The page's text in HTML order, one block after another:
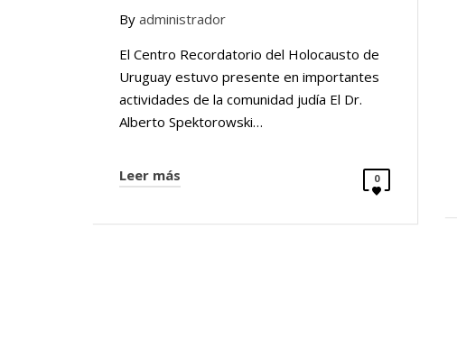
By administrador
El Centro Recordatorio del Holocausto de
Uruguay estuvo presente en importantes
actividades de la comunidad judía El Dr.
Alberto Spektorowski…
Leer más 0